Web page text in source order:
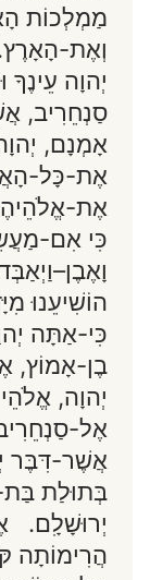
מַמְלְכוֹת
וְאֶת-
יְהוָה
סַנְחֵרִיב,
אָמְנָם,
אֶת-כָּל-
אֶת-
כִּי אִם-
הוֹשִׁיעֵנוּ
כִּי-אַתָּה
בֶן-אָמוֹץ,
יְהוָה,
אֶל-
אֲשֶׁר-דִּבֶּר
בְּתוּלַת
יְרוּשָׁלִָם.
הֲרִימוֹתָה